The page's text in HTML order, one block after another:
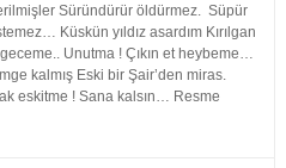
Süründürür öldürmez. Süpür
Küskün yıldız asardım Kırılgan
Unutma ! Çıkın et heybeme…
kalmış Eski bir Şair’den miras.
eskitme ! Sana kalsın… Resme